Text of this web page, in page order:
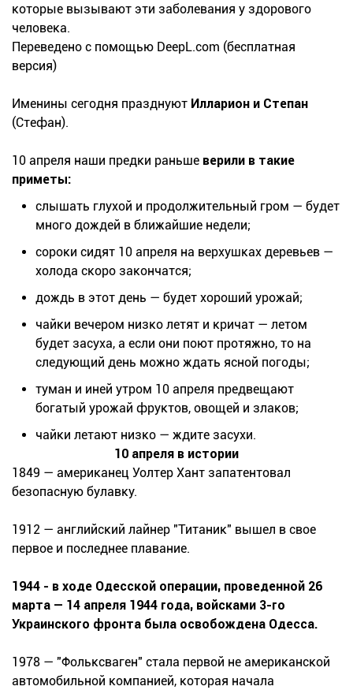
которые вызывают эти заболевания у здорового
человека.
Переведено с помощью DeepL.com (бесплатная
версия)
Именины сегодня празднуют Илларион и Степан
(Стефан).
10 апреля наши предки раньше верили в такие
приметы:
слышать глухой и продолжительный гром — будет
много дождей в ближайшие недели;
сороки сидят 10 апреля на верхушках деревьев —
холода скоро закончатся;
дождь в этот день — будет хороший урожай;
чайки вечером низко летят и кричат — летом
будет засуха, а если они поют протяжно, то на
следующий день можно ждать ясной погоды;
туман и иней утром 10 апреля предвещают
богатый урожай фруктов, овощей и злаков;
чайки летают низко — ждите засухи.
10 апреля в истории
1849 — американец Уолтер Хант запатентовал
безопасную булавку.
1912 — английский лайнер "Титаник" вышел в свое
первое и последнее плавание.
1944 - в ходе Одесской операции, проведенной 26
марта — 14 апреля 1944 года, войсками 3-го
Украинского фронта была освобождена Одесса.
1978 — "Фольксваген" стала первой не американской
автомобильной компанией, которая начала